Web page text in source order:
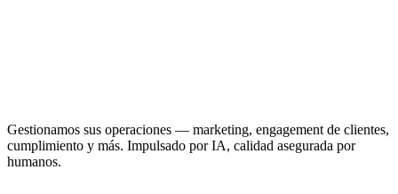
Gestionamos sus operaciones — marketing, engagement de clientes,
cumplimiento y más. Impulsado por IA, calidad asegurada por
humanos.